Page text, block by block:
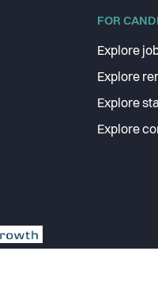
FOR
Explore
Explore
Explore
Explore